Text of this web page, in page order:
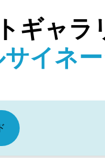
ギャ
イネ